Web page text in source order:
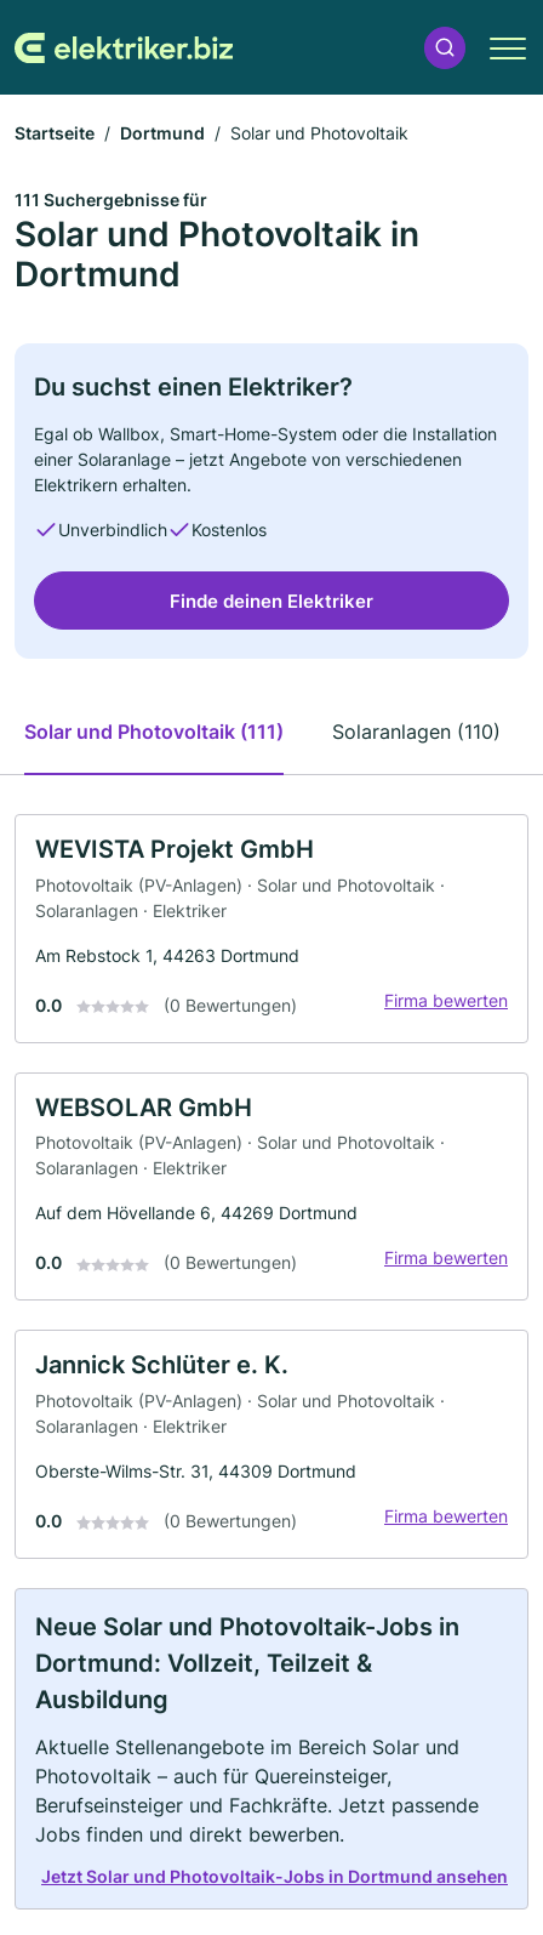
Startseite Dortmund Solar und Photovoltaik
111 Suchergebnisse für
Solar und Photovoltaik in
Dortmund
Du suchst einen Elektriker?
Egal ob Wallbox, Smart-Home-System oder die Installation
einer Solaranlage – jetzt Angebote von verschiedenen
Elektrikern erhalten.
Unverbindlich Kostenlos
Finde deinen Elektriker
Solar und Photovoltaik (111) Solaranlagen (110)
WEVISTA Projekt GmbH
Photovoltaik (PV-Anlagen) · Solar und Photovoltaik ·
Solaranlagen · Elektriker
Am Rebstock 1, 44263 Dortmund
0.0 (0 Bewertungen) Firma bewerten
WEBSOLAR GmbH
Photovoltaik (PV-Anlagen) · Solar und Photovoltaik ·
Solaranlagen · Elektriker
Auf dem Hövellande 6, 44269 Dortmund
0.0 (0 Bewertungen) Firma bewerten
Jannick Schlüter e. K.
Photovoltaik (PV-Anlagen) · Solar und Photovoltaik ·
Solaranlagen · Elektriker
Oberste-Wilms-Str. 31, 44309 Dortmund
0.0 (0 Bewertungen) Firma bewerten
Neue Solar und Photovoltaik-Jobs in
Dortmund: Vollzeit, Teilzeit &
Ausbildung
Aktuelle Stellenangebote im Bereich Solar und
Photovoltaik – auch für Quereinsteiger,
Berufseinsteiger und Fachkräfte. Jetzt passende
Jobs finden und direkt bewerben.
Jetzt Solar und Photovoltaik-Jobs in Dortmund ansehen